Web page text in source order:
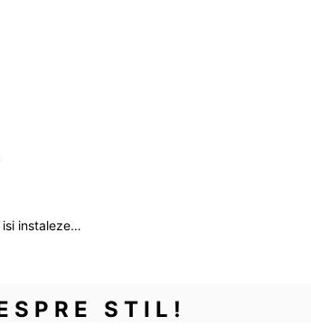
isi instaleze…